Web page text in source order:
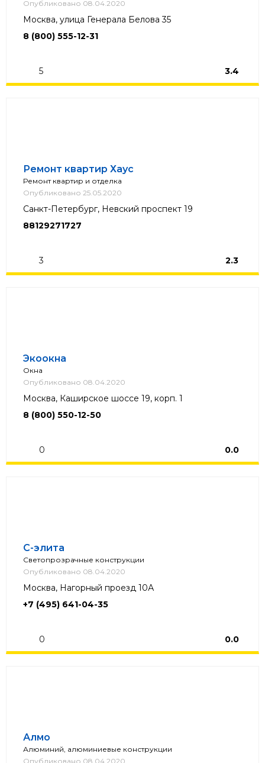
Опубликовано 08.04.2020
Москва, улица Генерала Белова 35
8 (800) 555-12-31
5 3.4
Ремонт квартир Хаус
Ремонт квартир и отделка
Опубликовано 25.05.2020
Санкт-Петербург, Невский проспект 19
88129271727
3 2.3
Экоокна
Окна
Опубликовано 08.04.2020
Москва, Каширское шоссе 19, корп. 1
8 (800) 550-12-50
0 0.0
С-элита
Светопрозрачные конструкции
Опубликовано 08.04.2020
Москва, Нагорный проезд 10А
+7 (495) 641-04-35
0 0.0
Алмо
Алюминий, алюминиевые конструкции
Опубликовано 08.04.2020